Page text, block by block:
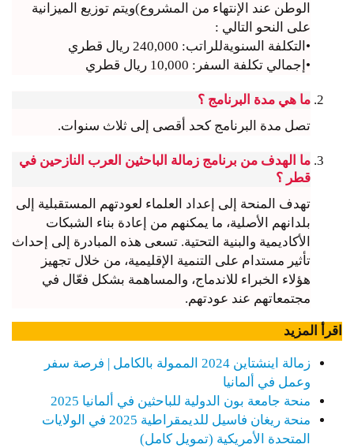
الوطن عند الإنتهاء من المشروع)ويتم توزيع الميزانية
على النحو التالي :
•التكلفة السنويةللراتب: 240,000 ريال قطري
•إجمالي تكلفة السفر: 10,000 ريال قطري
ما هي مدة البرنامج ؟
تصل مدة البرنامج كحد أقصى إلى ثلاث سنوات.
ما الهدف من برنامج زمالة الباحثين العرب النازحين في
قطر ؟
تهدف المنحة إلى إعداد العلماء لعودتهم المستقبلية إلى
بلدانهم الأصلية، ما يمكنهم من إعادة بناء الشبكات
الأكاديمية والبنية التحتية. تسعى هذه المبادرة إلى إحداث
تأثير مستدام على التنمية الإقليمية، من خلال تجهيز
هؤلاء الخبراء للاندماج، والمساهمة بشكل فعّال في
مجتمعاتهم عند عودتهم.
اقرأ المزيد
زمالة اينشتاين 2024 الممولة بالكامل | فرصة سفر
وعمل في ألمانيا
منحة جامعة بون الدولية للباحثين في ألمانيا 2025
منحة ريغان فاسيل للديمقراطية 2025 في الولايات
المتحدة الأمريكية (تمويل كامل)